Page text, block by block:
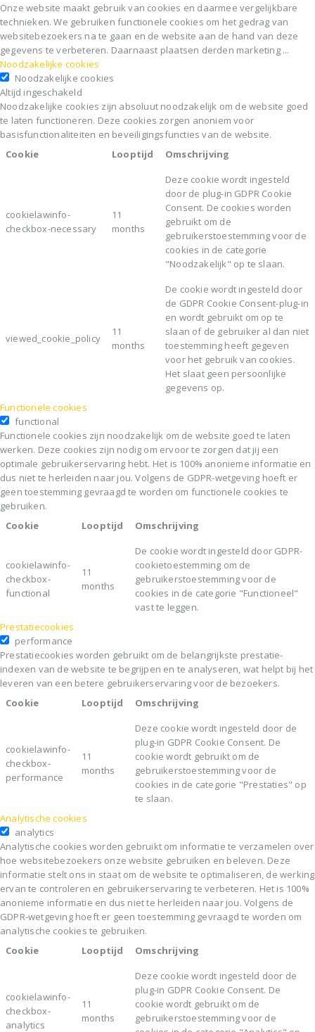
Onze website maakt gebruik van cookies en daarmee vergelijkbare
technieken. We gebruiken functionele cookies om het gedrag van
websitebezoekers na te gaan en de website aan de hand van deze
gegevens te verbeteren. Daarnaast plaatsen derden marketing ...
Noodzakelijke cookies
Noodzakelijke cookies
Altijd ingeschakeld
Noodzakelijke cookies zijn absoluut noodzakelijk om de website goed
te laten functioneren. Deze cookies zorgen anoniem voor
basisfunctionaliteiten en beveiligingsfuncties van de website.
Cookie
Looptijd Omschrijving
cookielawinfo-
checkbox-necessary
11
months
Deze cookie wordt ingesteld
door de plug-in GDPR Cookie
Consent. De cookies worden
gebruikt om de
gebruikerstoestemming voor de
cookies in de categorie
"Noodzakelijk" op te slaan.
viewed_cookie_policy
11
months
De cookie wordt ingesteld door
de GDPR Cookie Consent-plug-in
en wordt gebruikt om op te
slaan of de gebruiker al dan niet
toestemming heeft gegeven
voor het gebruik van cookies.
Het slaat geen persoonlijke
gegevens op.
Functionele cookies
functional
Functionele cookies zijn noodzakelijk om de website goed te laten
werken. Deze cookies zijn nodig om ervoor te zorgen dat jij een
optimale gebruikerservaring hebt. Het is 100% anonieme informatie en
dus niet te herleiden naar jou. Volgens de GDPR-wetgeving hoeft er
geen toestemming gevraagd te worden om functionele cookies te
gebruiken.
Cookie
Looptijd Omschrijving
cookielawinfo-
checkbox-
functional
11
months
De cookie wordt ingesteld door GDPR-
cookietoestemming om de
gebruikerstoestemming voor de
cookies in de categorie "Functioneel"
vast te leggen.
Prestatiecookies
performance
Prestatiecookies worden gebruikt om de belangrijkste prestatie-
indexen van de website te begrijpen en te analyseren, wat helpt bij het
leveren van een betere gebruikerservaring voor de bezoekers.
Cookie
Looptijd Omschrijving
cookielawinfo-
checkbox-
performance
11
months
Deze cookie wordt ingesteld door de
plug-in GDPR Cookie Consent. De
cookie wordt gebruikt om de
gebruikerstoestemming voor de
cookies in de categorie "Prestaties" op
te slaan.
Analytische cookies
analytics
Analytische cookies worden gebruikt om informatie te verzamelen over
hoe websitebezoekers onze website gebruiken en beleven. Deze
informatie stelt ons in staat om de website te optimaliseren, de werking
ervan te controleren en gebruikerservaring te verbeteren. Het is 100%
anonieme informatie en dus niet te herleiden naar jou. Volgens de
GDPR-wetgeving hoeft er geen toestemming gevraagd te worden om
analytische cookies te gebruiken.
Cookie
Looptijd Omschrijving
cookielawinfo-
checkbox-
analytics
11
months
Deze cookie wordt ingesteld door de
plug-in GDPR Cookie Consent. De
cookie wordt gebruikt om de
gebruikerstoestemming voor de